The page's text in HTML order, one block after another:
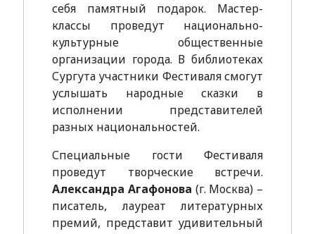
себя памятный подарок. Мастер-
классы проведут национально-
культурные общественные
организации города. В библиотеках
Сургута участники Фестиваля смогут
услышать народные сказки в
исполнении представителей
разных национальностей.
Специальные гости Фестиваля
проведут творческие встречи.
Александра Агафонова (г. Москва) –
писатель, лауреат литературных
премий, представит удивительный